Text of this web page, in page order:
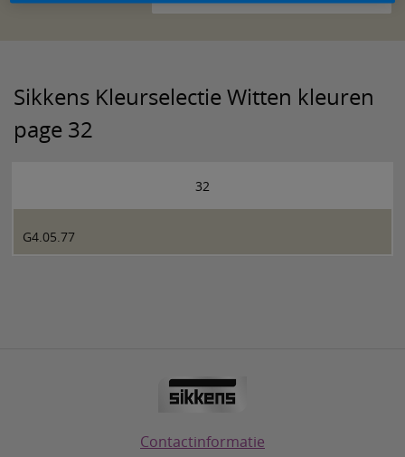
Sikkens Kleurselectie Witten kleuren
page 32
32
G4.05.77
Contactinformatie